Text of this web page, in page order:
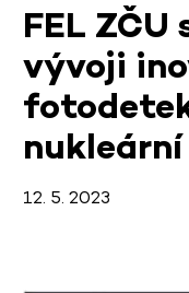
FEL ZČU
vývoji
12. 5. 2023